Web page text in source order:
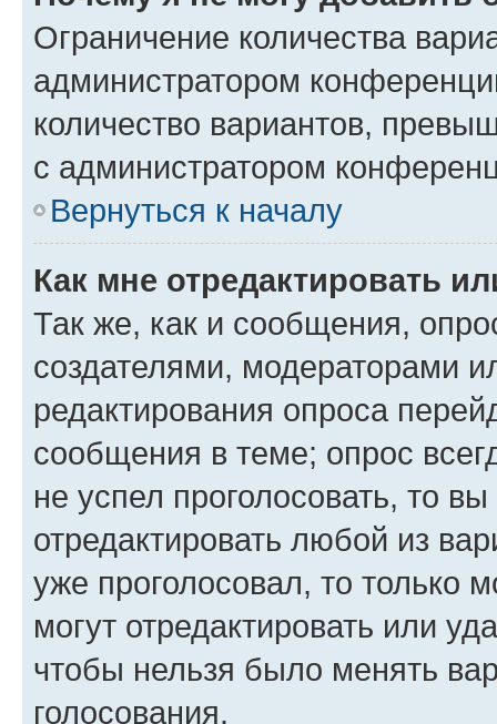
Ограничение количества
администратором
количество вариантов,
с администратором
Вернуться к началу
Как мне отредактировать
Так же, как и сообщения,
создателями, модераторами
редактирования опроса
сообщения в теме; опрос
не успел проголосовать, то
отредактировать любой из
уже проголосовал, то только
могут отредактировать или
чтобы нельзя было менять
голосования.